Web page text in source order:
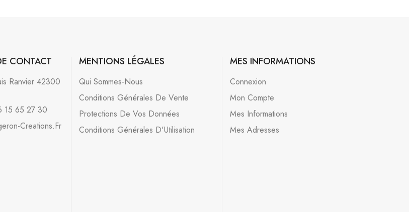
CONTACT
Ranvier 42300
15 65 27 30
Creations.fr
MENTIONS LÉGALES
Qui Sommes-Nous
Conditions Générales De Vente
Protections De Vos Données
Conditions Générales D'Utilisation
MES INFORMATIONS
Connexion
Mon Compte
Mes Informations
Mes Adresses